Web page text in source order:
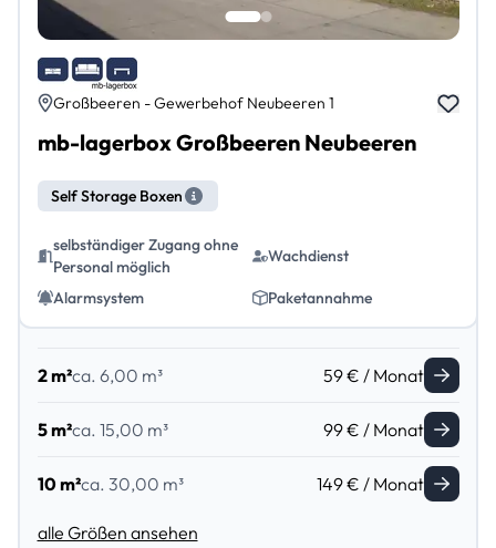
Großbeeren - Gewerbehof Neubeeren 1
mb-lagerbox Großbeeren Neubeeren
Self Storage Boxen
selbständiger Zugang ohne
Personal möglich
Wachdienst
Alarmsystem Paketannahme
2 m²ca. 6,00 m³ 59 € / Monat
5 m²ca. 15,00 m³ 99 € / Monat
10 m²ca. 30,00 m³ 149 € / Monat
alle Größen ansehen